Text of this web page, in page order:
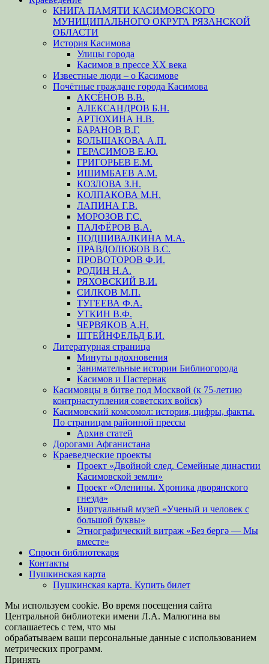
КНИГА ПАМЯТИ КАСИМОВСКОГО
МУНИЦИПАЛЬНОГО ОКРУГА РЯЗАНСКОЙ
ОБЛАСТИ
История Касимова
Улицы города
Касимов в прессе XX века
Известные люди – о Касимове
Почётные граждане города Касимова
АКСЁНОВ В.В.
АЛЕКСАНДРОВ Б.Н.
АРТЮХИНА Н.В.
БАРАНОВ В.Г.
БОЛЬШАКОВА А.П.
ГЕРАСИМОВ Е.Ю.
ГРИГОРЬЕВ Е.М.
ИШИМБАЕВ А.М.
КОЗЛОВА З.Н.
КОЛПАКОВА М.Н.
ЛАПИНА Г.В.
МОРОЗОВ Г.С.
ПАЛФЁРОВ В.А.
ПОДШИВАЛКИНА М.А.
ПРАВДОЛЮБОВ В.С.
ПРОВОТОРОВ Ф.И.
РОДИН Н.А.
РЯХОВСКИЙ В.И.
СИЛКОВ М.П.
ТУГЕЕВА Ф.А.
УТКИН В.Ф.
ЧЕРВЯКОВ А.Н.
ШТЕЙНФЕЛЬД Б.И.
Литературная страница
Минуты вдохновения
Занимательные истории Библиогорода
Касимов и Пастернак
Касимовцы в битве под Москвой (к 75-летию
контрнаступления советских войск)
Касимовский комсомол: история, цифры, факты.
По страницам районной прессы
Архив статей
Дорогами Афганистана
Краеведческие проекты
Проект «Двойной след. Семейные династии
Касимовской земли»
Проект «Оленины. Хроника дворянского
гнезда»
Виртуальный музей «Ученый и человек с
большой буквы»
Этнографический витраж «Без бергə — Мы
вместе»
Спроси библиотекаря
Контакты
Пушкинская карта
Пушкинская карта. Купить билет
Мы используем cookie. Во время посещения сайта
Центральной библиотеки имени Л.А. Малюгина вы
соглашаетесь с тем, что мы
обрабатываем ваши персональные данные с использованием
метрических программ.
Принять